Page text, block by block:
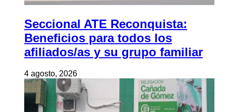
Seccional ATE Reconquista:
Beneficios para todos los
afiliados/as y su grupo familiar
4 agosto, 2026